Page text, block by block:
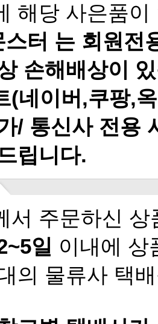
해당 사은품
손해배상이
립니다.
서 주문하신
일 이내에 상
의 물류사 택